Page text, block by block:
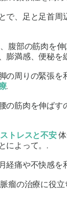
で、足と足首周
、腹部の筋肉を
膨満感、便秘を
の周りの緊張
.
の筋肉を伸ばす
ストレスと不安体
によって。.
経痛や不快感を
瘤の治療に役